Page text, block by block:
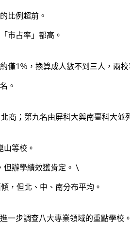
比例超前。
市占率」都高。
僅1％，換算成人數不到三人，兩校
。
商；第九名由屏科大與南臺科大並
山等校。
但辦學績效獲肯定。 \
，但北、中、南分布平均。
一步調查八大專業領域的重點學校